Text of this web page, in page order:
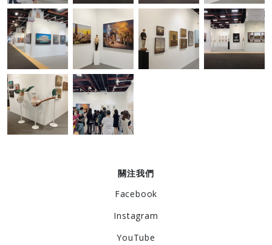
關注我們
Facebook
Instagram
YouTube